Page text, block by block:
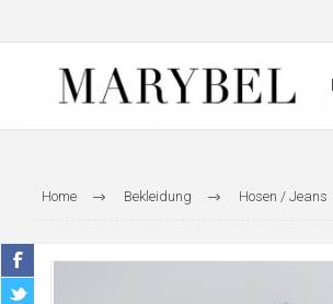
Home Bekleidung Hosen / Jeans